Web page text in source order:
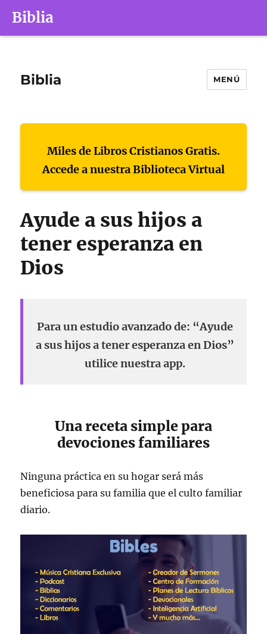
Biblia
Biblia MENÚ
Miles de Libros Cristianos Gratis.
Accede a nuestra Biblioteca Virtual
Ayude a sus hijos a
tener esperanza en
Dios
Para un estudio avanzado de: “Ayude
a sus hijos a tener esperanza en Dios”
utilice nuestra app.
Una receta simple para
devociones familiares
Ninguna práctica en su hogar será más
beneficiosa para su familia que el culto familiar
diario.